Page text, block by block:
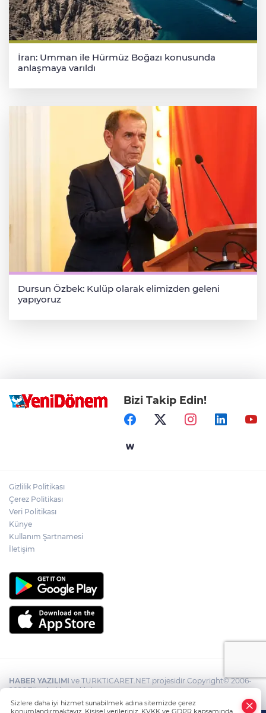
İran: Umman ile Hürmüz Boğazı konusunda
anlaşmaya varıldı
Dursun Özbek: Kulüp olarak elimizden geleni
yapıyoruz
Bizi Takip Edin!
Gizlilik Politikası
Çerez Politikası
Veri Politikası
Künye
Kullanım Şartnamesi
İletişim
HABER YAZILIMI ve TURKTICARET.NET projesidir Copyright© 2006-
2026 Tüm hakları saklıdır.
Sizlere daha iyi hizmet sunabilmek adına sitemizde çerez
konumlandırmaktayız. Kişisel verileriniz, KVKK ve GDPR kapsamında